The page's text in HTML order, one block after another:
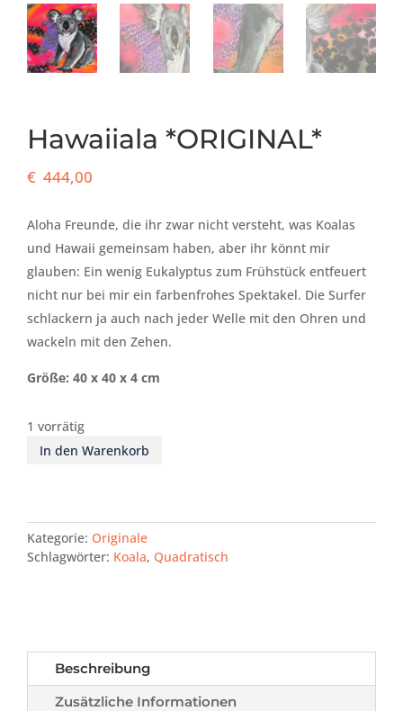
Hawaiiala *ORIGINAL*
€ 444,00
Aloha Freunde, die ihr zwar nicht versteht, was Koalas
und Hawaii gemeinsam haben, aber ihr könnt mir
glauben: Ein wenig Eukalyptus zum Frühstück entfeuert
nicht nur bei mir ein farbenfrohes Spektakel. Die Surfer
schlackern ja auch nach jeder Welle mit den Ohren und
wackeln mit den Zehen.
Größe: 40 x 40 x 4 cm
1 vorrätig
In den Warenkorb
Kategorie: Originale
Schlagwörter: Koala, Quadratisch
Beschreibung
Zusätzliche Informationen